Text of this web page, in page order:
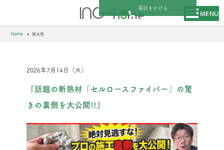
MENU
Home 防火性
2026年7月14日（火）
『話題の断熱材「セルロースファイバー」の驚
きの裏側を大公開!!』
電話をかける